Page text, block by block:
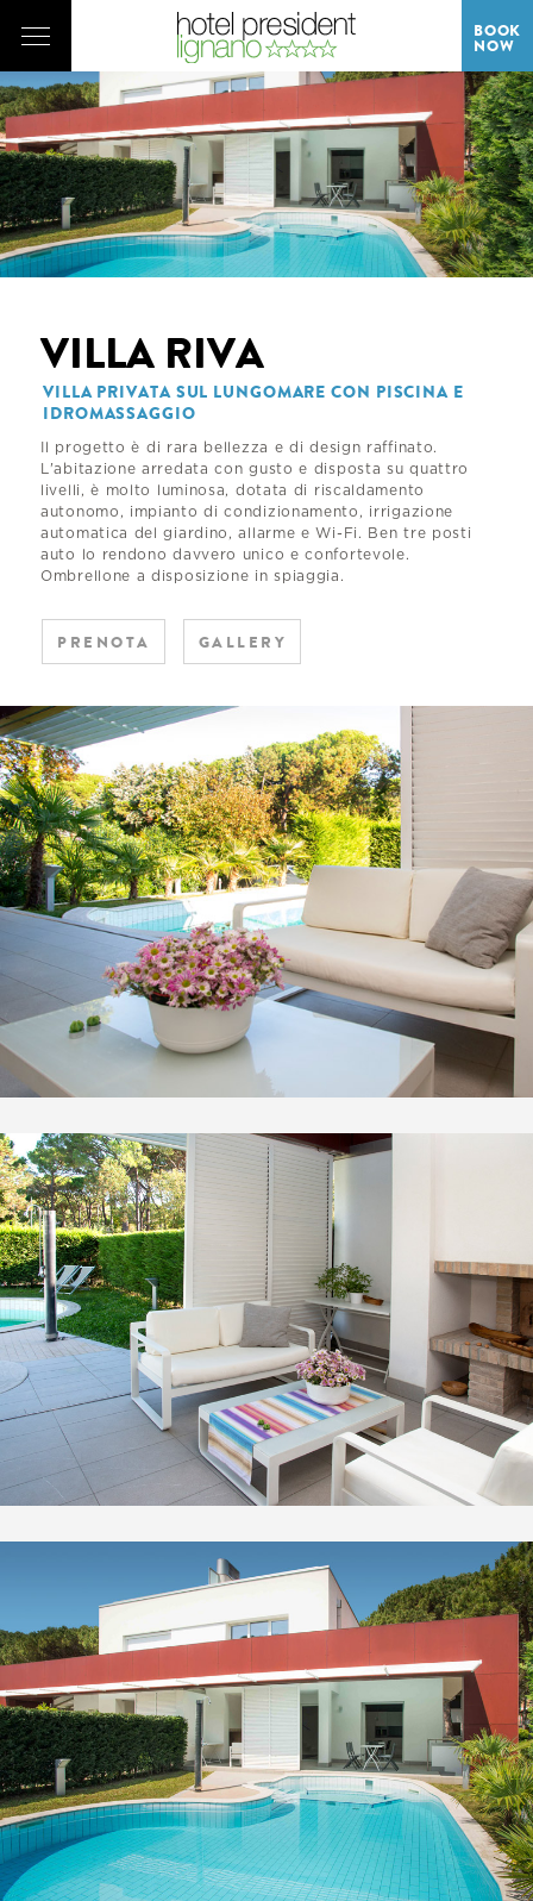
BOOK
NOW
VILLA RIVA
VILLA PRIVATA SUL LUNGOMARE CON PISCINA E
IDROMASSAGGIO
Il progetto è di rara bellezza e di design raffinato.
L'abitazione arredata con gusto e disposta su quattro
livelli, è molto luminosa, dotata di riscaldamento
autonomo, impianto di condizionamento, irrigazione
automatica del giardino, allarme e Wi-Fi. Ben tre posti
auto lo rendono davvero unico e confortevole.
Ombrellone a disposizione in spiaggia.
PRENOTA GALLERY